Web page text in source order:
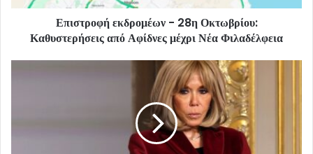
Επιστροφή εκδρομέων - 28η Οκτωβρίου:
Καθυστερήσεις από Αφίδνες μέχρι Νέα Φιλαδέλφεια